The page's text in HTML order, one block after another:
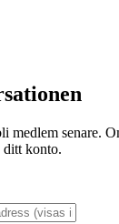
medlem senare.
ditt konto.